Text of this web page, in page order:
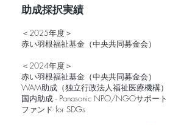
助成採択実績
＜2025年度＞
赤い羽根福祉基金（中央共同募金会）
＜2024年度＞
赤い羽根福祉基金（中央共同募金会）
WAM助成（独立行政法人福祉医療機構）​
国内助成 - Panasonic NPO/NGOサポート
ファンド for SDGs